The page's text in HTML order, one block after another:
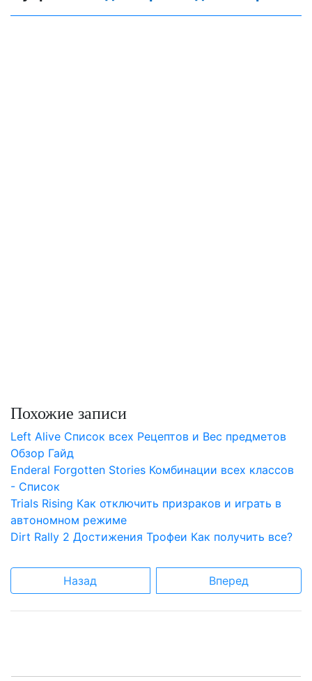
Похожие записи
Left Alive Список всех Рецептов и Вес предметов
Обзор Гайд
Enderal Forgotten Stories Комбинации всех классов
- Список
Trials Rising Как отключить призраков и играть в
автономном режиме
Dirt Rally 2 Достижения Трофеи Как получить все?
Назад Вперед